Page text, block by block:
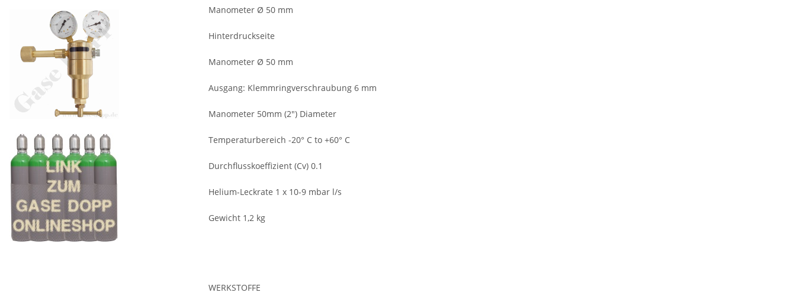
Manometer Ø 50 mm
Hinterdruckseite
Manometer Ø 50 mm
Ausgang: Klemmringverschraubung 6 mm
Manometer 50mm (2") Diameter
Temperaturbereich -20° C to +60° C
Durchflusskoeffizient (Cv) 0.1
Helium-Leckrate 1 x 10-9 mbar l/s
Gewicht 1,2 kg
WERKSTOFFE